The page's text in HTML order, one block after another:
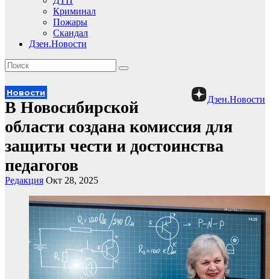
Криминал
Пожары
Скандал
Дзен.Новости
Дзен.Новости
Новости
В Новосибирской
области создана комиссия для
защиты чести и достоинства
педагогов
Редакция Окт 28, 2025